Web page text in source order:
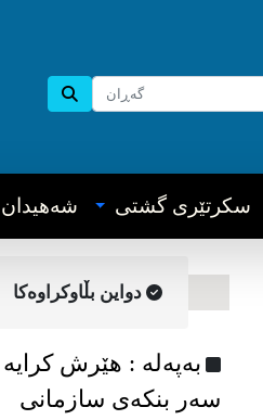
سکرتێری گشتی شه‌هیدان
دواین بڵاوکراوه‌کا
به‌په‌له‌ : هێرش کرایە
سەر بنکەی سازمانی